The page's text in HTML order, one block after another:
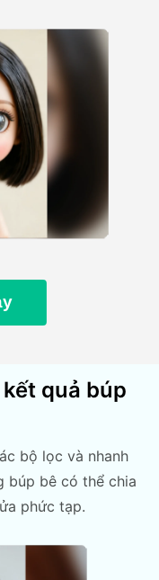
quả búp
bộ lọc và nhanh
búp bê có thể chia
phức tạp.